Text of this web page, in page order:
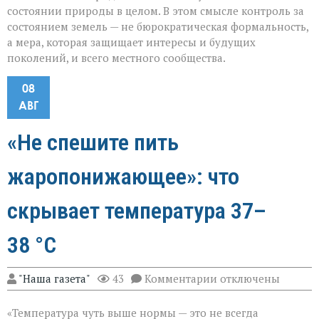
состоянии природы в целом. В этом смысле контроль за
состоянием земель — не бюрократическая формальность,
а мера, которая защищает интересы и будущих
поколений, и всего местного сообщества.
08
АВГ
«Не спешите пить
жаропонижающее»: что
скрывает температура 37–
38 °C
"Наша газета" 43 Комментарии к
записи
спешите
отключены
«Температура чуть выше нормы — это не всегда